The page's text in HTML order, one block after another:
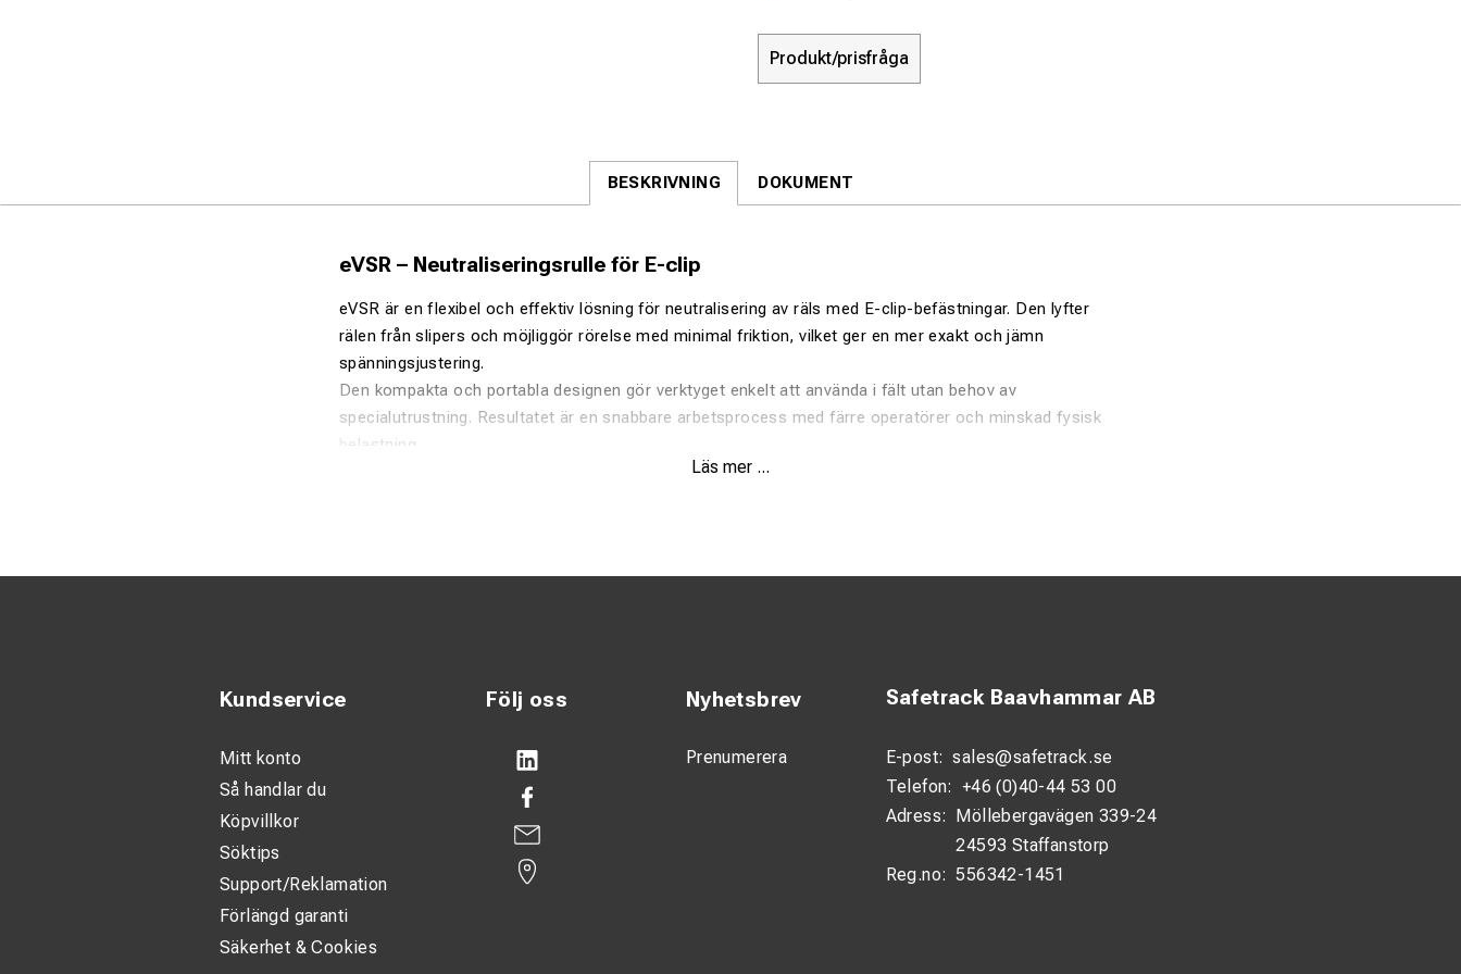
Produkt/prisfråga
BESKRIVNING DOKUMENT
eVSR – Neutraliseringsrulle för E-clip
eVSR är en flexibel och effektiv lösning för neutralisering av räls med E-clip-befästningar. Den lyfter
rälen från slipers och möjliggör rörelse med minimal friktion, vilket ger en mer exakt och jämn
spänningsjustering.
Den kompakta och portabla designen gör verktyget enkelt att använda i fält utan behov av
specialutrustning. Resultatet är en snabbare arbetsprocess med färre operatörer och minskad fysisk
belastning.
Läs mer ...
Följ oss Nyhetsbrev
Prenumerera
Safetrack Baavhammar AB
E-post: sales@safetrack.se
Telefon: +46 (0)40-44 53 00
Adress: Möllebergavägen 339-24
24593 Staffanstorp
Reg.no: 556342-1451
Kundservice
Mitt konto
Så handlar du
Köpvillkor
Söktips
Support/Reklamation
Förlängd garanti
Säkerhet & Cookies